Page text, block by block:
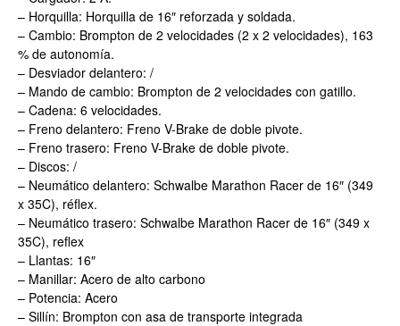
– Horquilla: Horquilla de 16″ reforzada y soldada.
– Cambio: Brompton de 2 velocidades (2 x 2 velocidades), 163
% de autonomía.
– Desviador delantero: /
– Mando de cambio: Brompton de 2 velocidades con gatillo.
– Cadena: 6 velocidades.
– Freno delantero: Freno V-Brake de doble pivote.
– Freno trasero: Freno V-Brake de doble pivote.
– Discos: /
– Neumático delantero: Schwalbe Marathon Racer de 16″ (349
x 35C), réflex.
– Neumático trasero: Schwalbe Marathon Racer de 16″ (349 x
35C), reflex
– Llantas: 16″
– Manillar: Acero de alto carbono
– Potencia: Acero
– Sillín: Brompton con asa de transporte integrada